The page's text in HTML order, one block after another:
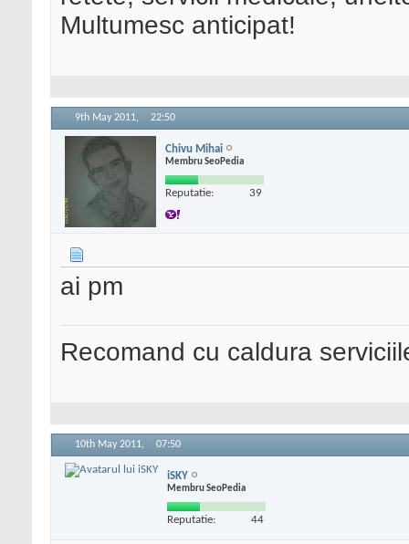
Multumesc anticipat!
9th May 2011, 22:50
Chivu Mihai
Membru SeoPedia
Reputatie: 39
ai pm
Recomand cu caldura
10th May 2011, 07:50
iSKY
Membru SeoPedia
Reputatie: 44